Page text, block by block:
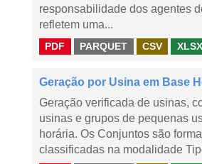
responsabilidade dos agentes
refletem uma...
PDF PARQUET CSV XLSX
Geração por Usina em Base
Geração verificada de usinas,
usinas e grupos de pequenas
horária. Os Conjuntos são
classificadas na modalidade